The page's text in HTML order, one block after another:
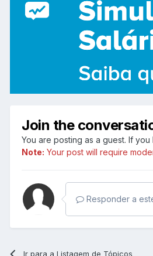
Join the
You are posting as a guest. If you
Note: Your post will require
Responder a
Ir para a Listagem de Tópicos